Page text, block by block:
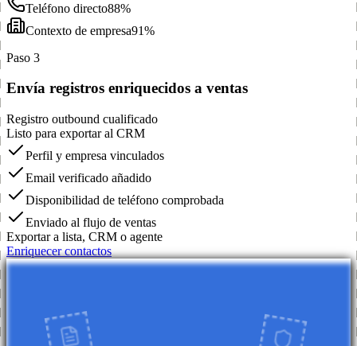
Teléfono directo88%
Contexto de empresa91%
Paso 3
Envía registros enriquecidos a ventas
Registro outbound cualificado
Listo para exportar al CRM
Perfil y empresa vinculados
Email verificado añadido
Disponibilidad de teléfono comprobada
Enviado al flujo de ventas
Exportar a lista, CRM o agente
Enriquecer contactos